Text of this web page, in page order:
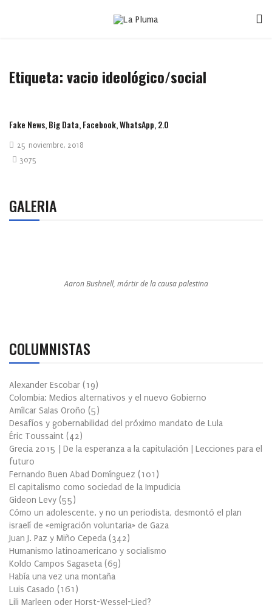
Etiqueta:vacio ideológico/social
Fake News, Big Data, Facebook, WhatsApp, 2.0
25 noviembre, 2018
3075
GALERIA
Aaron Bushnell, mártir de la causa palestina
COLUMNISTAS
Alexander Escobar (19)
Colombia: Medios alternativos y el nuevo Gobierno
Amílcar Salas Oroño (5)
Desafíos y gobernabilidad del próximo mandato de Lula
Éric Toussaint (42)
Grecia 2015 | De la esperanza a la capitulación | Lecciones para el
futuro
Fernando Buen Abad Domínguez (101 )
El capitalismo como sociedad de la Impudicia
Gideon Levy (55)
Cómo un adolescente, y no un periodista, desmontó el plan
israelí de «emigración voluntaria» de Gaza
Juan J. Paz y Miño Cepeda (342)
Humanismo latinoamericano y socialismo
Koldo Campos Sagaseta (69)
Había una vez una montaña
Luis Casado (161 )
Lili Marleen oder Horst-Wessel-Lied?